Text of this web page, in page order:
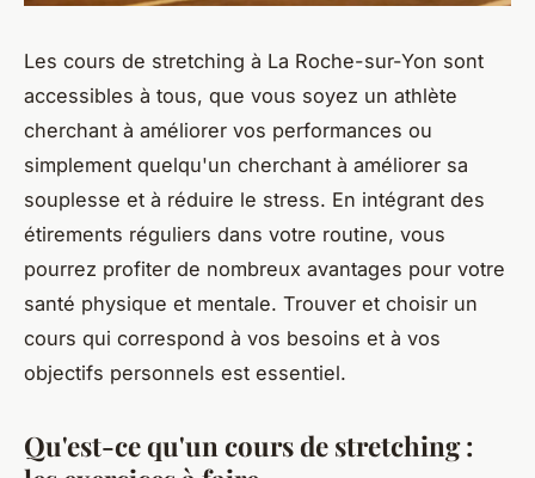
Les cours de stretching à La Roche-sur-Yon sont
accessibles à tous, que vous soyez un athlète
cherchant à améliorer vos performances ou
simplement quelqu'un cherchant à améliorer sa
souplesse et à réduire le stress. En intégrant des
étirements réguliers dans votre routine, vous
pourrez profiter de nombreux avantages pour votre
santé physique et mentale. Trouver et choisir un
cours qui correspond à vos besoins et à vos
objectifs personnels est essentiel.
Qu'est-ce qu'un cours de stretching :